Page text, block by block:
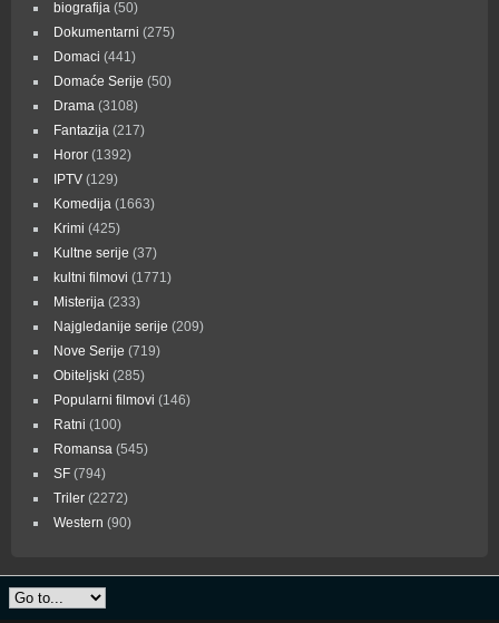
biografija (50)
Dokumentarni (275)
Domaci (441)
Domaće Serije (50)
Drama (3108)
Fantazija (217)
Horor (1392)
IPTV (129)
Komedija (1663)
Krimi (425)
Kultne serije (37)
kultni filmovi (1771)
Misterija (233)
Najgledanije serije (209)
Nove Serije (719)
Obiteljski (285)
Popularni filmovi (146)
Ratni (100)
Romansa (545)
SF (794)
Triler (2272)
Western (90)